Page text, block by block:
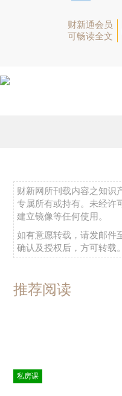
财新通会员
可畅读全文
财新网所刊载内容之知识
专属所有或持有。未经许
建立镜像等任何使用。
如有意愿转载，请发邮件
确认及授权后，方可转载。
推荐阅读
私房课